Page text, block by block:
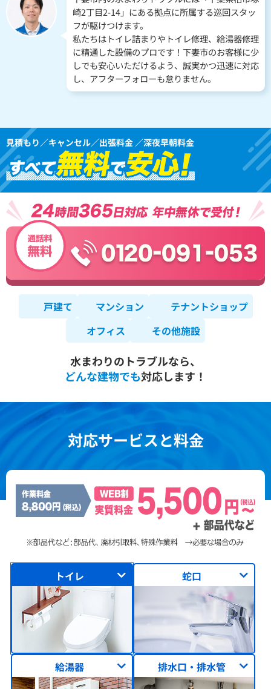
崎2丁目2-14」にある拠点に所属する巡回スタッ
フが駆けつけます。
私たちはトイレ詰まりやトイレ修理、給湯器修理
に精通した設備のプロです！下妻市のお客様に少
しでも安心いただけるよう、誠実かつ迅速に対応
し、アフターフォローも怠りません。
見積もり／キャンセル／出張料金 ／深夜早朝料金
戸建て マンション
テナントショップ
オフィス
その他施設
水まわりのトラブルなら、
どんな建物でも対応します！
対応サービスと料金
トイレ 蛇口
給湯器 排水口・排水管